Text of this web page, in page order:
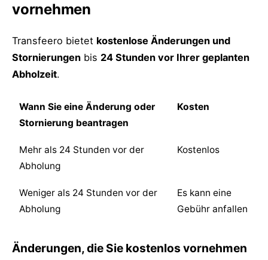
vornehmen
Transfeero bietet kostenlose Änderungen und
Stornierungen bis 24 Stunden vor Ihrer geplanten
Abholzeit.
Wann Sie eine Änderung oder
Stornierung beantragen
Kosten
Mehr als 24 Stunden vor der
Abholung
Kostenlos
Weniger als 24 Stunden vor der
Abholung
Es kann eine
Gebühr anfallen
Änderungen, die Sie kostenlos vornehmen